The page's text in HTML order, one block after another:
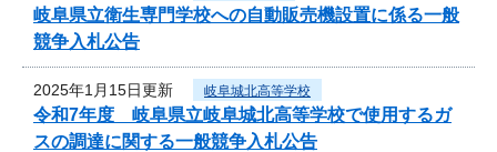
岐阜県立衛生専門学校への自動販売機設置に係る一般
競争入札公告
2025年1月15日更新 岐阜城北高等学校
令和7年度 岐阜県立岐阜城北高等学校で使用するガ
スの調達に関する一般競争入札公告